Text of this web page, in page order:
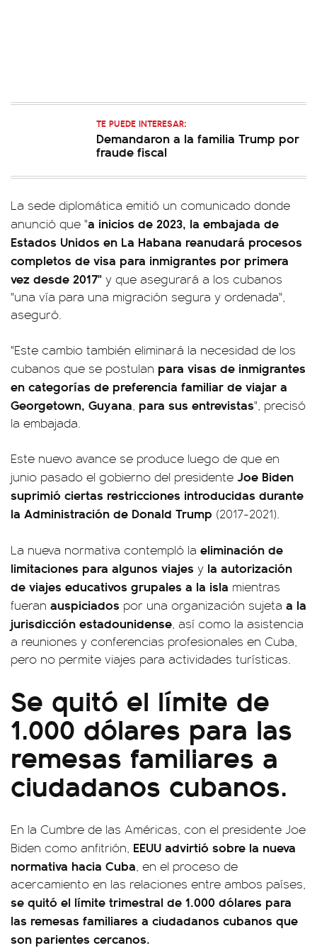
TE PUEDE INTERESAR:
Demandaron a la familia Trump por
fraude fiscal
La sede diplomática emitió un comunicado donde
anunció que "a inicios de 2023, la embajada de
Estados Unidos en La Habana reanudará procesos
completos de visa para inmigrantes por primera
vez desde 2017" y que asegurará a los cubanos
"una vía para una migración segura y ordenada",
aseguró.
"Este cambio también eliminará la necesidad de los
cubanos que se postulan para visas de inmigrantes
en categorías de preferencia familiar de viajar a
Georgetown, Guyana, para sus entrevistas", precisó
la embajada.
Este nuevo avance se produce luego de que en
junio pasado el gobierno del presidente Joe Biden
suprimió ciertas restricciones introducidas durante
la Administración de Donald Trump (2017-2021).
La nueva normativa contempló la eliminación de
limitaciones para algunos viajes y la autorización
de viajes educativos grupales a la isla mientras
fueran auspiciados por una organización sujeta a la
jurisdicción estadounidense, así como la asistencia
a reuniones y conferencias profesionales en Cuba,
pero no permite viajes para actividades turísticas.
Se quitó el límite de
1.000 dólares para las
remesas familiares a
ciudadanos cubanos.
En la Cumbre de las Américas, con el presidente Joe
Biden como anfitrión, EEUU advirtió sobre la nueva
normativa hacia Cuba, en el proceso de
acercamiento en las relaciones entre ambos países,
se quitó el límite trimestral de 1.000 dólares para
las remesas familiares a ciudadanos cubanos que
son parientes cercanos.